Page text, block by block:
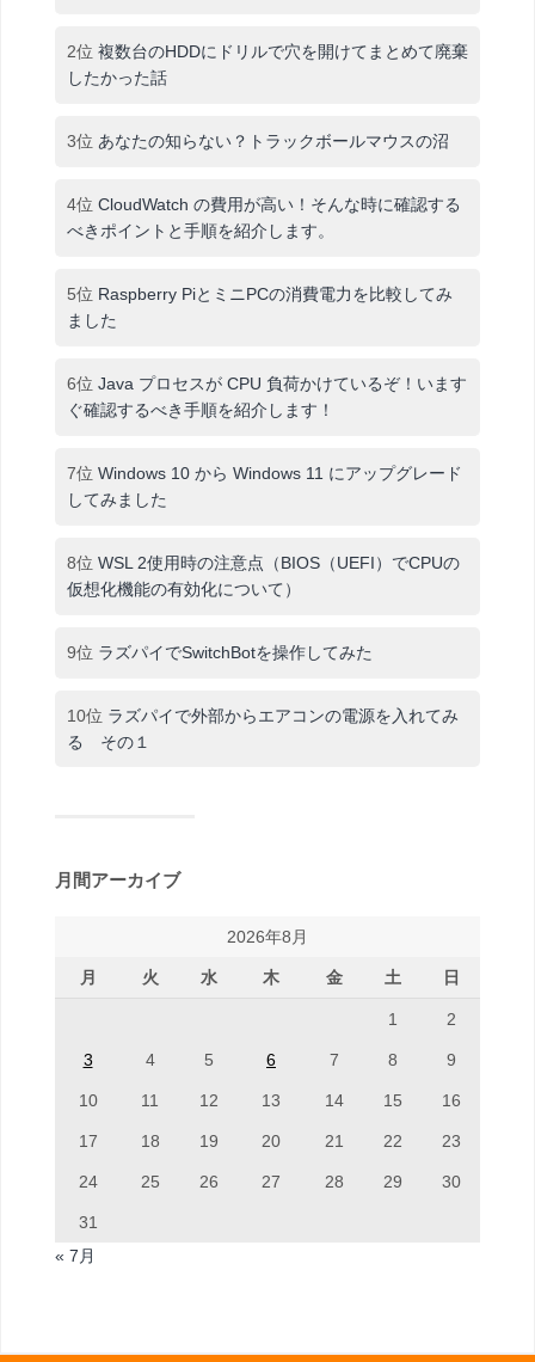
2位 複数台のHDDにドリルで穴を開けてまとめて廃棄
したかった話
3位 あなたの知らない？トラックボールマウスの沼
4位 CloudWatch の費用が高い！そんな時に確認する
べきポイントと手順を紹介します。
5位 Raspberry PiとミニPCの消費電力を比較してみ
ました
6位 Java プロセスが CPU 負荷かけているぞ！います
ぐ確認するべき手順を紹介します！
7位 Windows 10 から Windows 11 にアップグレード
してみました
8位 WSL 2使用時の注意点（BIOS（UEFI）でCPUの
仮想化機能の有効化について）
9位 ラズパイでSwitchBotを操作してみた
10位 ラズパイで外部からエアコンの電源を入れてみ
る その１
月間アーカイブ
2026年8月
月 火 水 木 金 土 日
1 2
3 4 5 6 7 8 9
10 11 12 13 14 15 16
17 18 19 20 21 22 23
24 25 26 27 28 29 30
31
« 7月